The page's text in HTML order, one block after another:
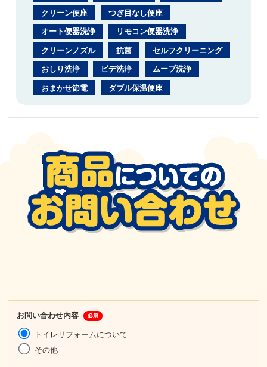
クリーン便座 つぎ目なし便座
オート便器洗浄 リモコン便器洗浄
クリーンノズル 抗菌 セルフクリーニング
おしり洗浄 ビデ洗浄 ムーブ洗浄
おまかせ節電 ダブル保温便座
お問い合わせ内容 必須
トイレリフォームについて
その他